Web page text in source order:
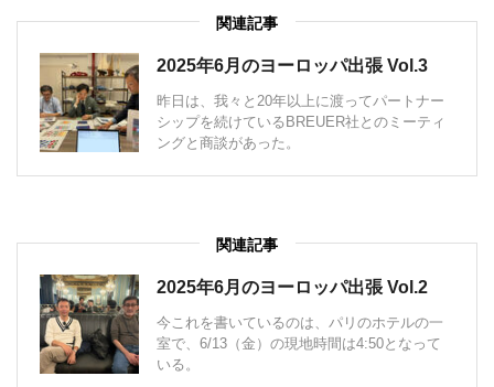
関連記事
2025年6月のヨーロッパ出張 Vol.3
昨日は、我々と20年以上に渡ってパートナー
シップを続けているBREUER社とのミーティ
ングと商談があった。
関連記事
2025年6月のヨーロッパ出張 Vol.2
今これを書いているのは、パリのホテルの一
室で、6/13（金）の現地時間は4:50となって
いる。